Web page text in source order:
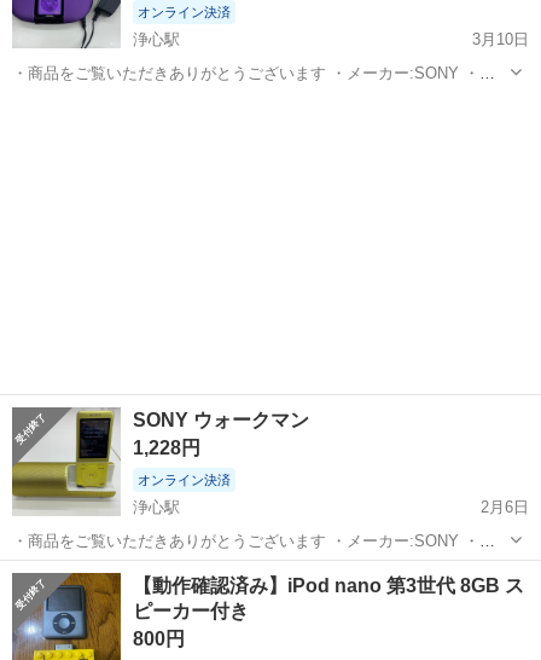
オンライン決済
浄心駅
3月10日
・商品をご覧いただきありがとうございます ・メーカー:SONY ・商
SONY ウォークマン
1,228円
オンライン決済
浄心駅
2月6日
・商品をご覧いただきありがとうございます ・メーカー:SONY ・商
品名:ウォークマン ・型番:NW-S774 ・商品の状態:キズや汚れあり ・
SONYのウォークマンです、蛍光イエローでキレイな色です、別途AC
アダプターをご...
愛知 名古屋市 浄心駅 ポータブルプレーヤー
ウォークマン
【動作確認済み】iPod nano 第3世代 8GB ス
ピーカー付き
800円